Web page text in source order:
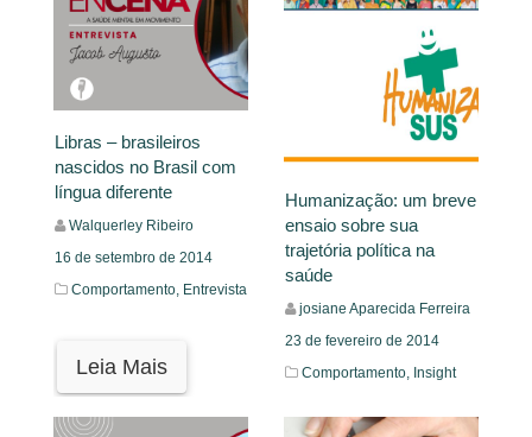
Libras – brasileiros
nascidos no Brasil com
língua diferente
Walquerley Ribeiro
16 de setembro de 2014
Comportamento, Entrevista
Leia Mais
Humanização: um breve
ensaio sobre sua
trajetória política na
saúde
josiane Aparecida Ferreira
23 de fevereiro de 2014
Comportamento, Insight